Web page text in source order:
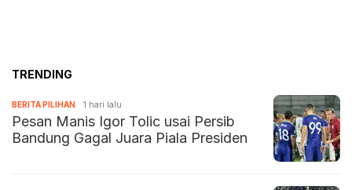
TRENDING
BERITA PILIHAN 1 hari lalu
Pesan Manis Igor Tolic usai Persib
Bandung Gagal Juara Piala Presiden